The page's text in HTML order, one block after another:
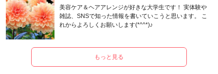
美容ケア＆ヘアアレンジが好きな大学生です！ 実体験や
雑誌、SNSで知った情報を書いていこうと思います。 こ
れからよろしくお願いします(*^^*)♪
もっと見る